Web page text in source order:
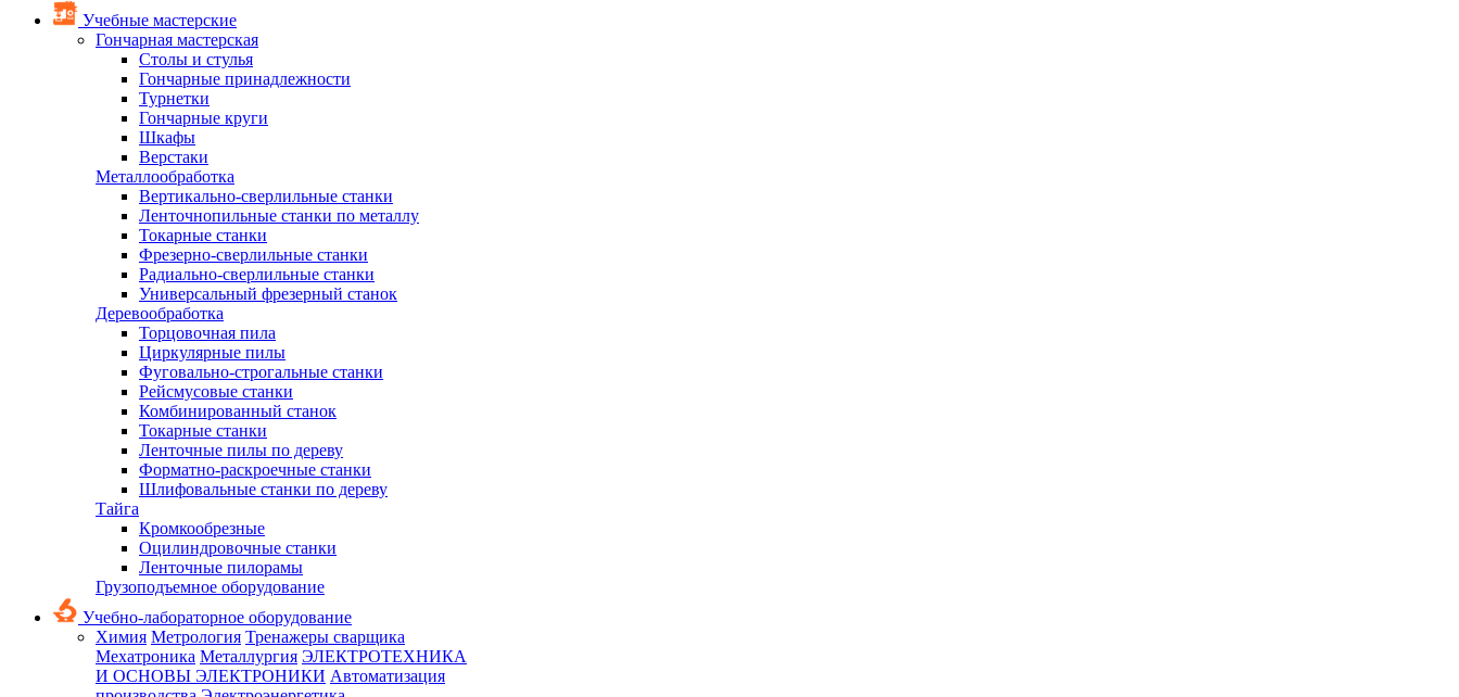
Учебные мастерские
Гончарная мастерская
Столы и стулья
Гончарные принадлежности
Турнетки
Гончарные круги
Шкафы
Верстаки
Металлообработка
Вертикально-сверлильные станки
Ленточнопильные станки по металлу
Токарные станки
Фрезерно-сверлильные станки
Радиально-сверлильные станки
Универсальный фрезерный станок
Деревообработка
Торцовочная пила
Циркулярные пилы
Фуговально-строгальные станки
Рейсмусовые станки
Комбинированный станок
Токарные станки
Ленточные пилы по дереву
Форматно-раскроечные станки
Шлифовальные станки по дереву
Тайга
Кромкообрезные
Оцилиндровочные станки
Ленточные пилорамы
Грузоподъемное оборудование
Учебно-лабораторное оборудование
Химия Метрология Тренажеры сварщика
Мехатроника Металлургия ЭЛЕКТРОТЕХНИКА
И ОСНОВЫ ЭЛЕКТРОНИКИ Автоматизация